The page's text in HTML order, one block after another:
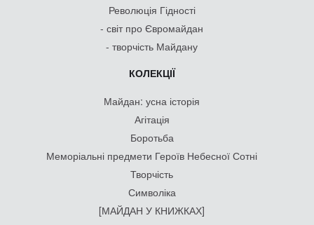
Революція Гідності
- світ про Євромайдан
- творчість Майдану
КОЛЕКЦІЇ
Майдан: усна історія
Агітація
Боротьба
Меморіальні предмети Героїв Небесної Сотні
Творчість
Символіка
[МАЙДАН У КНИЖКАХ]